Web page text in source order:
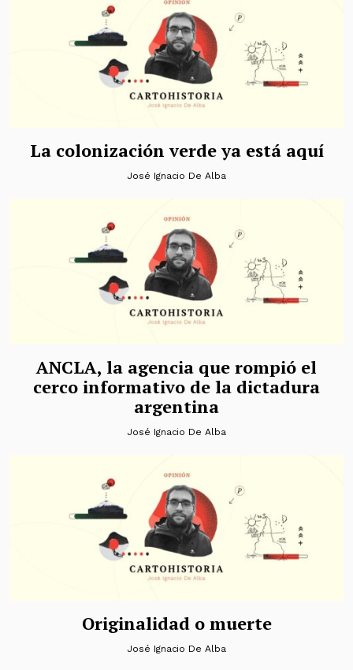
La colonización verde ya está aquí
José Ignacio De Alba
ANCLA, la agencia que rompió el
cerco informativo de la dictadura
argentina
José Ignacio De Alba
Originalidad o muerte
José Ignacio De Alba